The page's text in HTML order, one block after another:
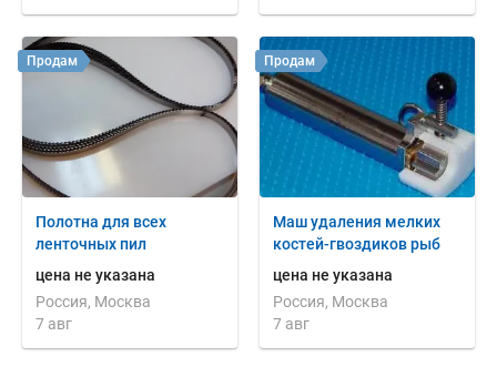
Полотна для всех
ленточных пил
цена не указана
Россия, Москва
7 авг
Продам
Маш удаления мелких
костей-гвоздиков рыб
цена не указана
Россия, Москва
7 авг
Продам